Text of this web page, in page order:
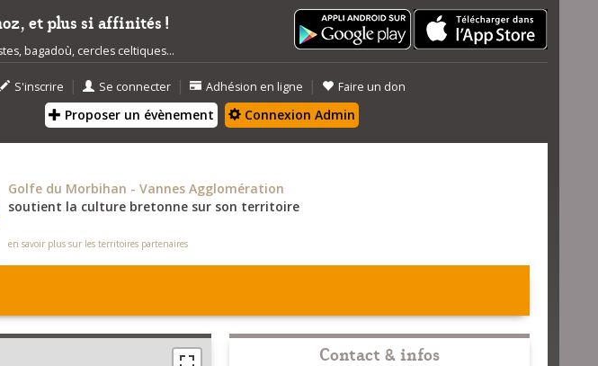
et plus si affinités !
bagadoù, cercles celtiques...
S'inscrire | Se connecter | Adhésion en ligne | Faire un don
Proposer un évènement Connexion Admin
Golfe du Morbihan - Vannes Agglomération
soutient la culture bretonne sur son territoire
en savoir plus sur les territoires partenaires
Contact & infos